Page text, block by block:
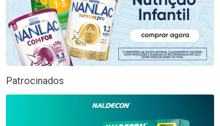
Patrocinados